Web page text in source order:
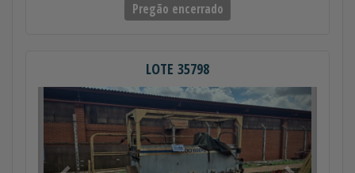
Pregão encerrado
LOTE 35798
Anterior Próximo